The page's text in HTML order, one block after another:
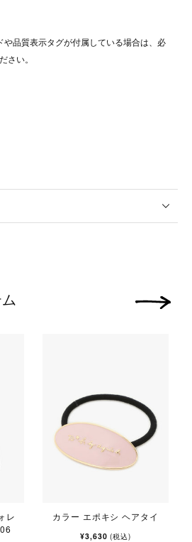
品質表示タグが付属している場合は、必
さい。
レ
カラー エポキシ ヘアタイ
¥3,630(税込)
次の画像